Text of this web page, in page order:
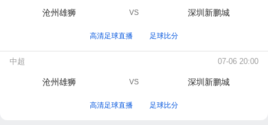
沧州雄狮 VS 深圳新鹏城
高清足球直播 足球比分
中超 07-06 20:00
沧州雄狮 VS 深圳新鹏城
高清足球直播 足球比分